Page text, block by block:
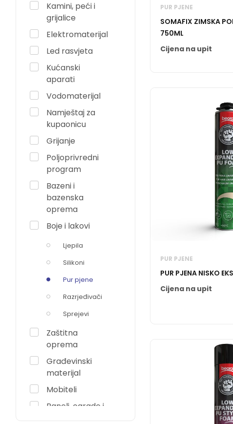
Kamini, peći i
grijalice
Elektromaterijal
Led rasvjeta
Kućanski
aparati
Vodomaterijal
Namještaj za
kupaonicu
Grijanje
Poljoprivredni
program
Bazeni i
bazenska
oprema
Boje i lakovi
Ljepila
Silikoni
Pur pjene
Razrjeđivači
Sprejevi
Zaštitna
oprema
Građevinski
materijal
Mobiteli
Paneli, ograde i
PUR PJENE
SOMAFIX ZIMSKA
750ML
Cijena na upit
PUR PJENE
PUR PJENA NISKO
Cijena na upit